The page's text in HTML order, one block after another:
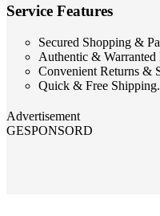
Service Features
Secured Shopping &
Authentic & Warranted
Convenient Returns &
Quick & Free Shipping.
Advertisement
GESPONSORD